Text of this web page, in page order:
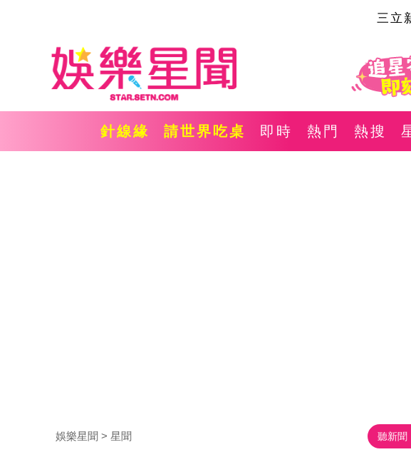
三立
針線緣 請世界吃桌 即時 熱門 熱搜
娛樂星聞 星聞 聽新聞